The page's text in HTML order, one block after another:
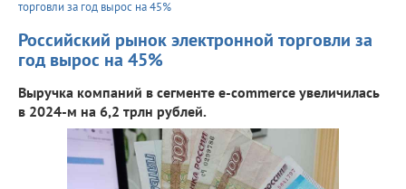
торговли за год вырос на 45%
Российский рынок электронной торговли за
год вырос на 45%
Выручка компаний в сегменте e-commerce увеличилась
в 2024-м на 6,2 трлн рублей.